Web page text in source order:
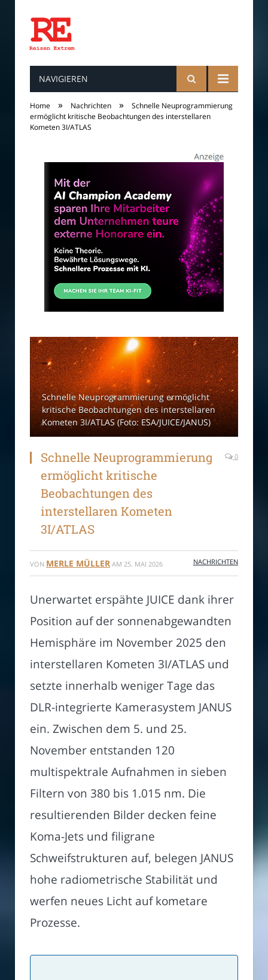
Reisen
NAVIGIEREN
Home » Nachrichten »
Schnelle Neuprogrammierung
ermöglicht kritische Beobachtungen des interstellaren
Kometen 3I/ATLAS
Schnelle Neuprogrammierung ermöglicht
kritische Beobachtungen des interstellaren
Kometen 3I/ATLAS (Foto: ESA/JUICE/JANUS)
Schnelle Neuprogrammierung
ermöglicht kritische
Beobachtungen des
interstellaren Kometen
3I/ATLAS
0
VON MERLE MÜLLER AM 25. MAI 2026 NACHRICHTEN
Unerwartet erspähte JUICE dank ihrer
Position auf der sonnenabgewandten
Hemisphäre im November 2025 den
interstellaren Kometen 3I/ATLAS und
setzte innerhalb weniger Tage das
DLR-integrierte Kamerasystem JANUS
ein. Zwischen dem 5. und 25.
November entstanden 120
multispektrale Aufnahmen in sieben
Filtern von 380 bis 1.015 nm. Die
resultierenden Bilder decken feine
Koma-Jets und filigrane
Schweifstrukturen auf, belegen JANUS
hohe radiometrische Stabilität und
werfen neues Licht auf kometare
Prozesse.